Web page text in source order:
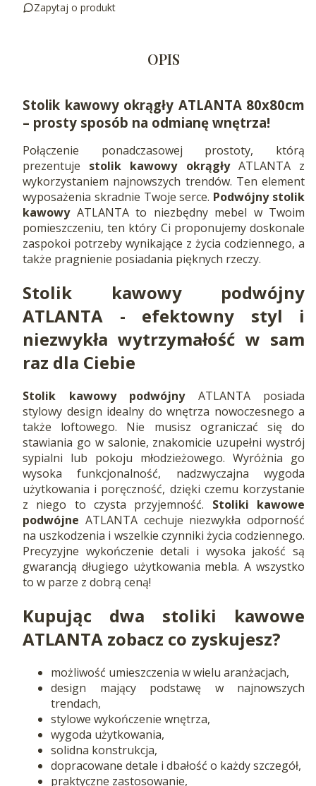
Zapytaj o produkt
OPIS
Stolik kawowy okrągły ATLANTA 80x80cm
– prosty sposób na odmianę wnętrza!
Połączenie ponadczasowej prostoty, którą
prezentuje stolik kawowy okrągły ATLANTA z
wykorzystaniem najnowszych trendów. Ten element
wyposażenia skradnie Twoje serce. Podwójny stolik
kawowyATLANTA to niezbędny mebel w Twoim
pomieszczeniu, ten który Ci proponujemy doskonale
zaspokoi potrzeby wynikające z życia codziennego, a
także pragnienie posiadania pięknych rzeczy.
Stolik kawowy podwójny
ATLANTA - efektowny styl i
niezwykła wytrzymałość w sam
raz dla Ciebie
Stolik kawowy podwójnyATLANTA posiada
stylowy design idealny do wnętrza nowoczesnego a
także loftowego. Nie musisz ograniczać się do
stawiania go w salonie, znakomicie uzupełni wystrój
sypialni lub pokoju młodzieżowego. Wyróżnia go
wysoka funkcjonalność, nadzwyczajna wygoda
użytkowania i poręczność, dzięki czemu korzystanie
z niego to czysta przyjemność. Stoliki kawowe
podwójne ATLANTA cechuje niezwykła odporność
na uszkodzenia i wszelkie czynniki życia codziennego.
Precyzyjne wykończenie detali i wysoka jakość są
gwarancją długiego użytkowania mebla. A wszystko
to w parze z dobrą ceną!
Kupując dwa stoliki kawowe
ATLANTA zobacz co zyskujesz?
możliwość umieszczenia w wielu aranżacjach,
design mający podstawę w najnowszych
trendach,
stylowe wykończenie wnętrza,
wygoda użytkowania,
solidna konstrukcja,
dopracowane detale i dbałość o każdy szczegół,
praktyczne zastosowanie,